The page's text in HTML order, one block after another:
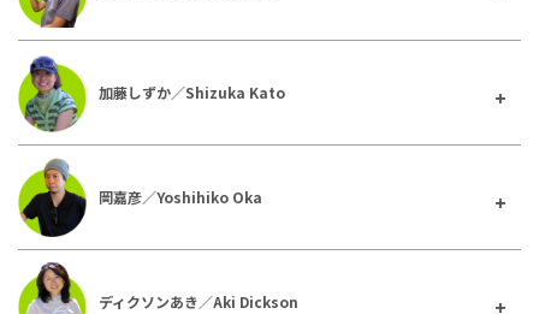
加藤しずか／Shizuka Kato
岡嘉彦／Yoshihiko Oka
ディクソンあき／Aki Dickson